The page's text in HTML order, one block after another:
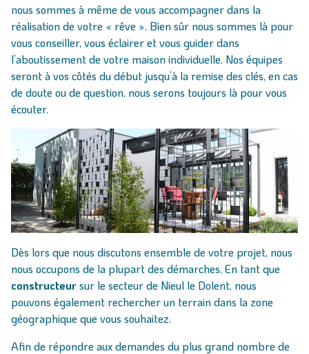
nous sommes à même de vous accompagner dans la
réalisation de votre « rêve ». Bien sûr nous sommes là pour
vous conseiller, vous éclairer et vous guider dans
l’aboutissement de votre maison individuelle. Nos équipes
seront à vos côtés du début jusqu’à la remise des clés, en cas
de doute ou de question, nous serons toujours là pour vous
écouter.
Dès lors que nous discutons ensemble de votre projet, nous
nous occupons de la plupart des démarches. En tant que
constructeursur le secteur de Nieul le Dolent, nous
pouvons également rechercher un terrain dans la zone
géographique que vous souhaitez.
Afin de répondre aux demandes du plus grand nombre de